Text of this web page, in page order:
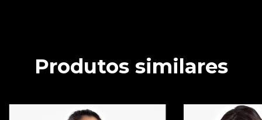
Produtos similares